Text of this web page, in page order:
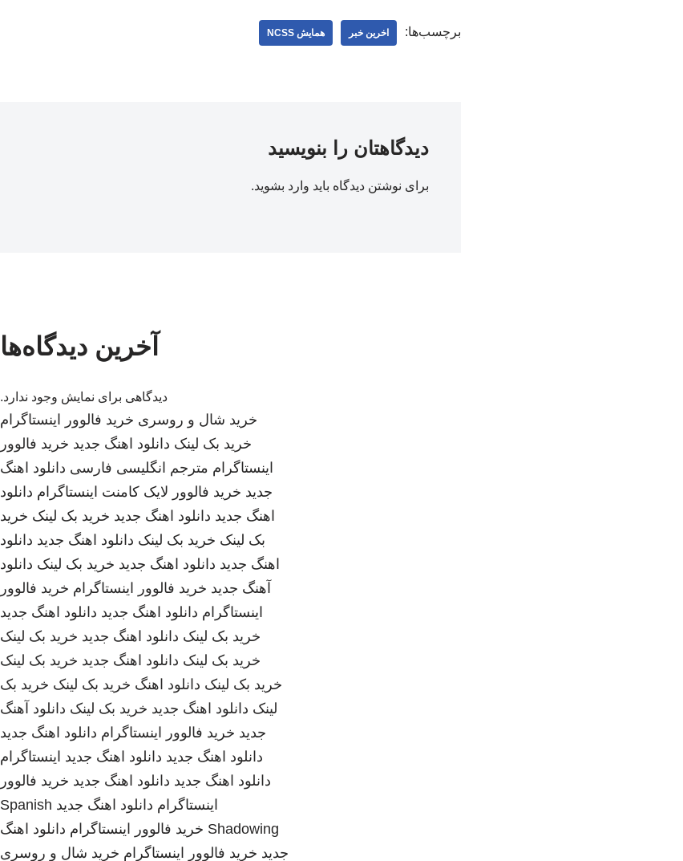
برچسب‌ها: اخرین خبر همایش NCSS
دیدگاهتان را بنویسید
برای نوشتن دیدگاه باید وارد بشوید.
آخرین دیدگاه‌ها
دیدگاهی برای نمایش وجود ندارد.
خرید شال و روسری خرید فالوور اینستاگرام
خرید بک لینک دانلود اهنگ جدید خرید فالوور
اینستاگرام مترجم انگلیسی فارسی دانلود اهنگ
جدید خرید فالوور لایک کامنت اینستاگرام دانلود
اهنگ جدید دانلود اهنگ جدید خرید بک لینک خرید
بک لینک خرید بک لینک دانلود اهنگ جدید دانلود
اهنگ جدید دانلود اهنگ جدید خرید بک لینک دانلود
آهنگ جدید خرید فالوور اینستاگرام خرید فالوور
اینستاگرام دانلود اهنگ جدید دانلود اهنگ جدید
خرید بک لینک دانلود اهنگ جدید خرید بک لینک
خرید بک لینک دانلود اهنگ جدید خرید بک لینک
خرید بک لینک دانلود اهنگ خرید بک لینک خرید بک
لینک دانلود اهنگ جدید خرید بک لینک دانلود آهنگ
جدید خرید فالوور اینستاگرام دانلود اهنگ جدید
دانلود اهنگ جدید دانلود اهنگ جدید اینستاگرام
دانلود اهنگ جدید دانلود اهنگ جدید خرید فالوور
اینستاگرام دانلود اهنگ جدید Spanish
Shadowing خرید فالوور اینستاگرام دانلود اهنگ
جدید خرید فالوور اینستاگرام خرید شال و روسری